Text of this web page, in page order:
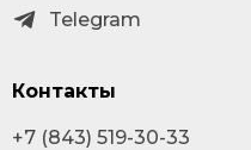
Telegram
Контакты
+7 (843) 519-30-33